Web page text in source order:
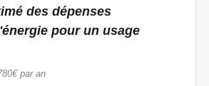
des dépenses
pour un usage
par an